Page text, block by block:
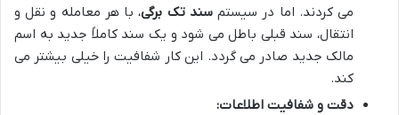
می کردند. اما در سیستمسند تک برگی، با هر معامله و نقل و
انتقال، سند قبلی باطل می شود و یک سند کاملاً جدید به اسم
مالک جدید صادر می گردد. این کار شفافیت را خیلی بیشتر می
کند.
دقت و شفافیت اطلاعات: